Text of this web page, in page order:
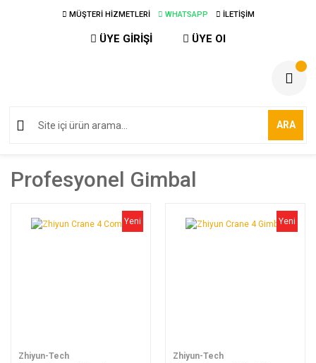
MÜŞTERİ HİZMETLERİ WHATSAPP İLETİŞİM
ÜYE GİRİŞİ ÜYE Ol
ARA
Profesyonel Gimbal
Yeni
Zhiyun-Tech
Yeni
Zhiyun-Tech